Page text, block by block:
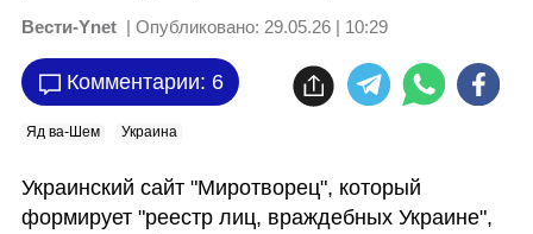
Вести-Ynet | Опубликовано: 29.05.26 | 10:29
Комментарии: 6
Яд ва-Шем Украина
Украинский сайт "Миротворец", который
формирует "реестр лиц, враждебных Украине",